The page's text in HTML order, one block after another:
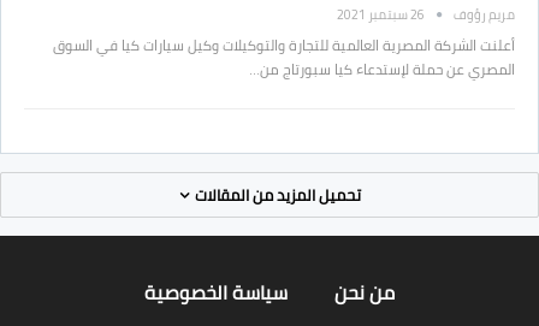
مريم رؤوف 26 سبتمبر 2021
أعلنت الشركة المصرية العالمية للتجارة والتوكيلات وكيل سيارات كيا في السوق
المصري عن حملة لإستدعاء كيا سبورتاج من…
تحميل المزيد من المقالات
من نحن سياسة الخصوصية